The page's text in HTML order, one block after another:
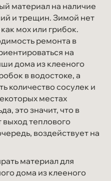
материал на наличие
и трещин. Зимой нет
мох или грибок.
ремонта в
на
дома из клееного
в водостоке, а
количество сосулек и
местах
это значит, что в
теплового
воздействует на
материал для
дома из клееного